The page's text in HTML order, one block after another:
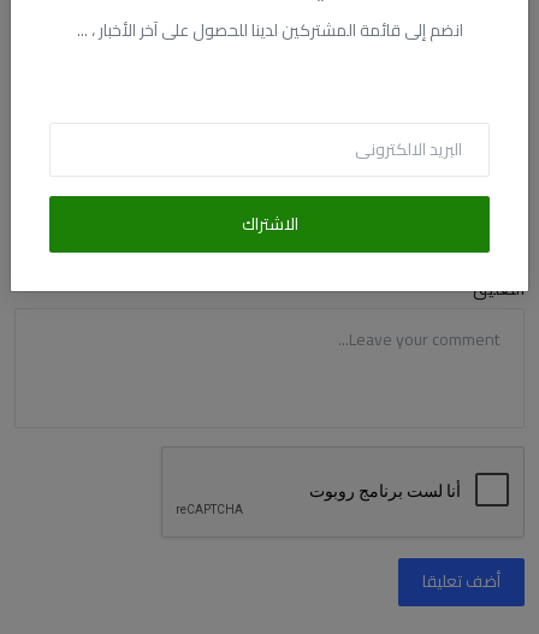
انضم إلى قائمة المشتركين لدينا للحصول على آخر الأخبار ، ...
الاشتراك
البريد الالكترونى
التعليق
أضف تعليقا